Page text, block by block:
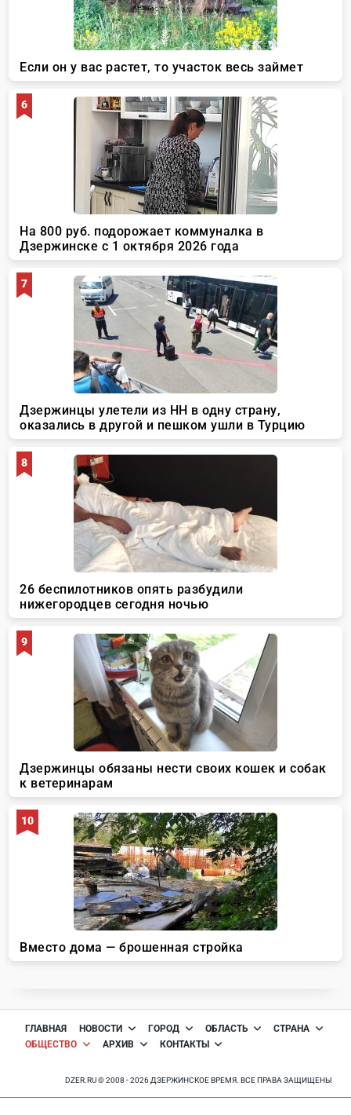
ГЛАВНАЯ НОВОСТИ ГОРОД ОБЛАСТЬ
СТРАНА
ОБЩЕСТВО
АРХИВ КОНТАКТЫ
DZER.RU © 2008 - 2026 ДЗЕРЖИНСКОЕ ВРЕМЯ. ВСЕ ПРАВА ЗАЩИЩЕНЫ